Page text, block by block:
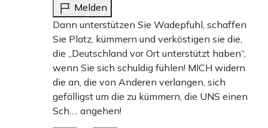
Melden
Dann unterstützen Sie Wadepfuhl, schaffen
Sie Platz, kümmern und verköstigen sie die,
die „Deutschland vor Ort unterstützt haben“,
wenn Sie sich schuldig fühlen! MICH widern
die an, die von Anderen verlangen, sich
gefälligst um die zu kümmern, die UNS einen
Sch…. angehen!